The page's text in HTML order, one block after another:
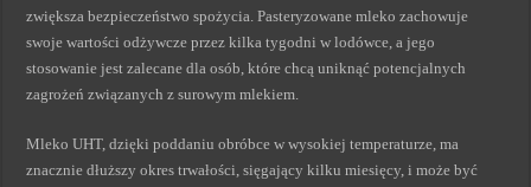
zwiększa bezpieczeństwo spożycia. Pasteryzowane mleko zachowuje
swoje wartości odżywcze przez kilka tygodni w lodówce, a jego
stosowanie jest zalecane dla osób, które chcą uniknąć potencjalnych
zagrożeń związanych z surowym mlekiem.
Mleko UHT, dzięki poddaniu obróbce w wysokiej temperaturze, ma
znacznie dłuższy okres trwałości, sięgający kilku miesięcy, i może być